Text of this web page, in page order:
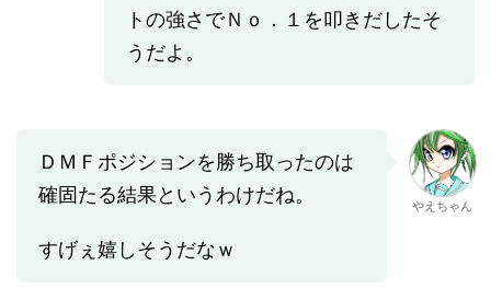
トの強さでＮｏ．１を叩きだしたそ
うだよ。
ＤＭＦポジションを勝ち取ったのは
確固たる結果というわけだね。
すげぇ嬉しそうだなｗ
やえちゃん